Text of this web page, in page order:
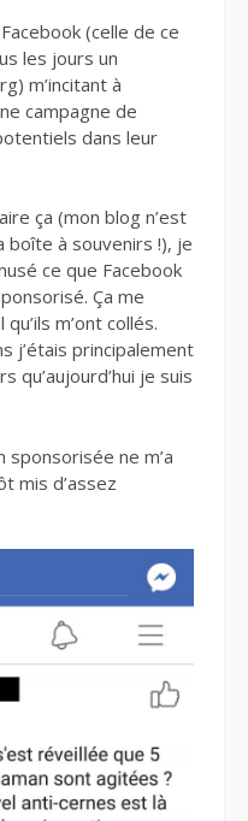
(celle de ce
les jours un
m’incitant à
campagne de
dans leur
ça (mon blog n’est
boîte à souvenirs !), je
ce que Facebook
Ça me
m’ont collés.
j’étais principalement
qu’aujourd’hui je suis
sponsorisée ne m’a
mis d’assez